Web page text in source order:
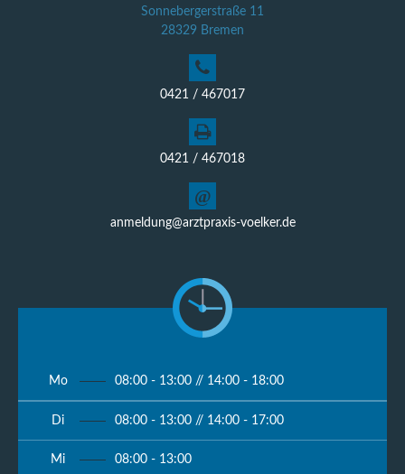
Sonnebergerstraße 11
28329 Bremen
0421 / 467017
0421 / 467018
@
anmeldung@arztpraxis-voelker.de
Mo 08:00 - 13:00 // 14:00 - 18:00
Di 08:00 - 13:00 // 14:00 - 17:00
Mi 08:00 - 13:00